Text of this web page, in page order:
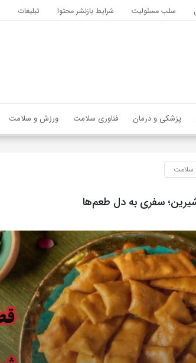
سلب مسئولیت شرایط بازنشر محتوا تبلیغات
پزشکی و درمان فناوری سلامت ورزش و سلامت
سلامت
سفری به دل طعم‌ها